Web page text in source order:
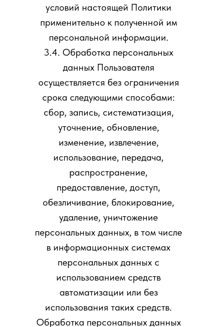
условий настоящей Политики
применительно к полученной им
персональной информации.
3.4. Обработка персональных
данных Пользователя
осуществляется без ограничения
срока следующими способами:
сбор, запись, систематизация,
уточнение, обновление,
изменение, извлечение,
использование, передача,
распространение,
предоставление, доступ,
обезличивание, блокирование,
удаление, уничтожение
персональных данных, в том числе
в информационных системах
персональных данных с
использованием средств
автоматизации или без
использования таких средств.
Обработка персональных данных